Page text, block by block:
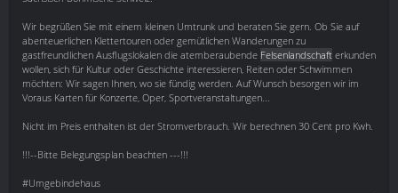
Wir begrüßen Sie mit einem kleinen Umtrunk und beraten Sie gern. Ob Sie auf
abenteuerlichen Klettertouren oder gemütlichen Wanderungen zu
gastfreundlichen Ausflugslokalen die atemberaubende Felsenlandschaft erkunden
wollen, sich für Kultur oder Geschichte interessieren, Reiten oder Schwimmen
möchten: Wir sagen Ihnen, wo sie fündig werden. Auf Wunsch besorgen wir im
Voraus Karten für Konzerte, Oper, Sportveranstaltungen...
Nicht im Preis enthalten ist der Stromverbrauch. Wir berechnen 30 Cent pro Kwh.
!!!--Bitte Belegungsplan beachten ---!!!
#Umgebindehaus